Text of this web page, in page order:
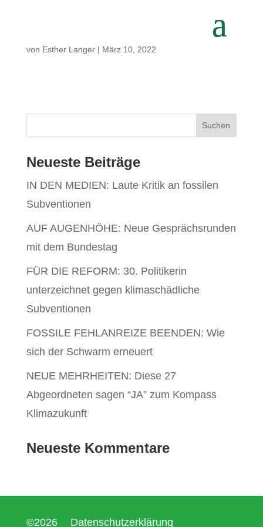
von Esther Langer| März 10, 2022
Neueste Beiträge
IN DEN MEDIEN: Laute Kritik an fossilen
Subventionen
AUF AUGENHÖHE: Neue Gesprächsrunden
mit dem Bundestag
FÜR DIE REFORM: 30. Politikerin
unterzeichnet gegen klimaschädliche
Subventionen
FOSSILE FEHLANREIZE BEENDEN: Wie
sich der Schwarm erneuert
NEUE MEHRHEITEN: Diese 27
Abgeordneten sagen “JA” zum Kompass
Klimazukunft
Neueste Kommentare
©2026 Datenschutzerklärung